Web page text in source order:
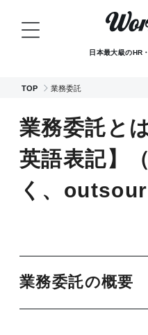
日本最大級のHR
TOP 業務委託
業務委託と
英語表記】
く、
業務委託の概要